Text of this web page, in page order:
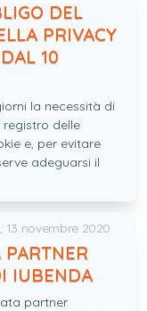
DEL
PRIVACY
10
la necessità di
registro delle
e, per evitare
adeguarsi il
13 novembre 2020
IUBENDA
partner